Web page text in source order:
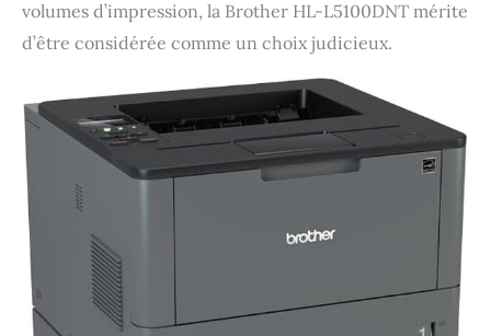
volumes d’impression, la Brother HL-L5100DNT mérite
d’être considérée comme un choix judicieux.